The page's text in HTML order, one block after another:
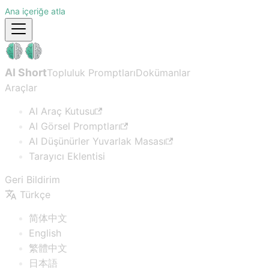
Ana içeriğe atla
AI ShortTopluluk PromptlarıDokümanlar
Araçlar
AI Araç Kutusu
AI Görsel Promptları
AI Düşünürler Yuvarlak Masası
Tarayıcı Eklentisi
Geri Bildirim
Türkçe
简体中文
English
繁體中文
日本語